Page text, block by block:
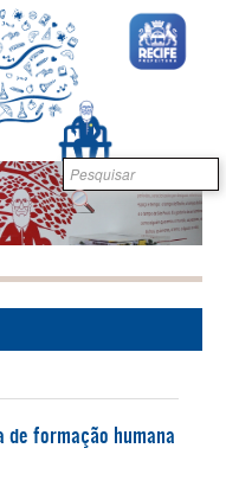
Formulário de
busca
formação humana